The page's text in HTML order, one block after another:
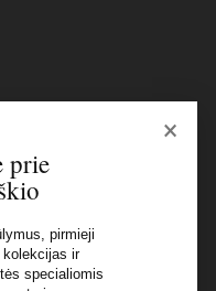
Politikos
×
prie
pirmieji
ir
specialiomis